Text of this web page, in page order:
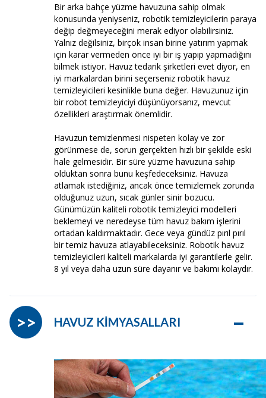
Bir arka bahçe yüzme havuzuna sahip olmak
konusunda yeniyseniz, robotik temizleyicilerin paraya
değip değmeyeceğini merak ediyor olabilirsiniz.
Yalnız değilsiniz, birçok insan birine yatırım yapmak
için karar vermeden önce iyi bir iş yapıp yapmadığını
bilmek istiyor. Havuz tedarik şirketleri evet diyor, en
iyi markalardan birini seçerseniz robotik havuz
temizleyicileri kesinlikle buna değer. Havuzunuz için
bir robot temizleyiciyi düşünüyorsanız, mevcut
özellikleri araştırmak önemlidir.
Havuzun temizlenmesi nispeten kolay ve zor
görünmese de, sorun gerçekten hızlı bir şekilde eski
hale gelmesidir. Bir süre yüzme havuzuna sahip
olduktan sonra bunu keşfedeceksiniz. Havuza
atlamak istediğiniz, ancak önce temizlemek zorunda
olduğunuz uzun, sıcak günler sinir bozucu.
Günümüzün kaliteli robotik temizleyici modelleri
beklemeyi ve neredeyse tüm havuz bakım işlerini
ortadan kaldırmaktadır. Gece veya gündüz pırıl pırıl
bir temiz havuza atlayabileceksiniz. Robotik havuz
temizleyicileri kaliteli markalarda iyi garantilerle gelir.
8 yıl veya daha uzun süre dayanır ve bakımı kolaydır.
HAVUZ KİMYASALLARI –
>>